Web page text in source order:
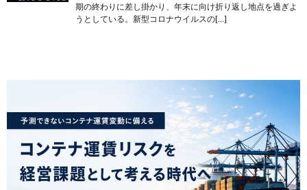
期の終わりに差し掛かり、年末に向け折り返し地点を過ぎよ
うとしている。新型コロナウイルスの[…]